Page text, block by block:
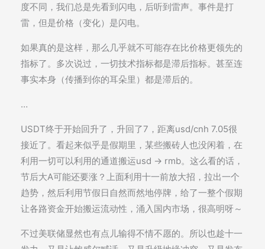
度不同，我们总是先看到闪电，后听到雷声。事件是打
雷，但是价格（变化）是闪电。
如果真的是这样，那么几乎就不可能存在比价格更领先的
指标了。多次说过，一切技术指标都是滞后指标。甚至连
事实本身（传播到你的耳朵里）都是滞后的。
…
USDT终于开始回升了，升回了7，距离usd/cnh 7.05很
接近了。看起来似乎是假期里，某些搬砖人也没闲着，在
利用一切可以利用的通道搬运usd -> rmb。这么看的话，
节后大A可能还要涨？上面利用十一前放大招，拉出一个
趋势，然后利用节假日自然而然地停牌，给了一整个假期
让各路资金开始搬运流动性，涌入国内市场，很高明呀～
不过美联储显然也有点儿输得不情不愿的。所以也趁十一